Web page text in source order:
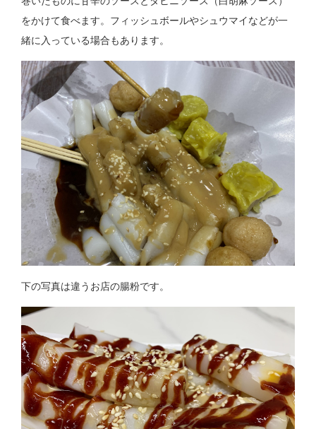
をかけて食べます。フィッシュボールやシュウマイなどが一
緒に入っている場合もあります。
下の写真は違うお店の腸粉です。